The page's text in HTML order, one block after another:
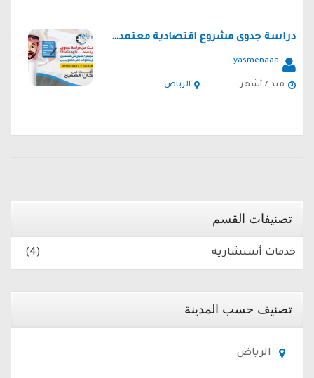
دراسة جدوى مشروع اقتصادية معتمدة من مكتب استشارات...
منذ 7 أشهر الرياض
yasmenaaa
تصنيفات القسم
خدمات أستشارية (4)
تصنيف حسب المدينة
الرياض